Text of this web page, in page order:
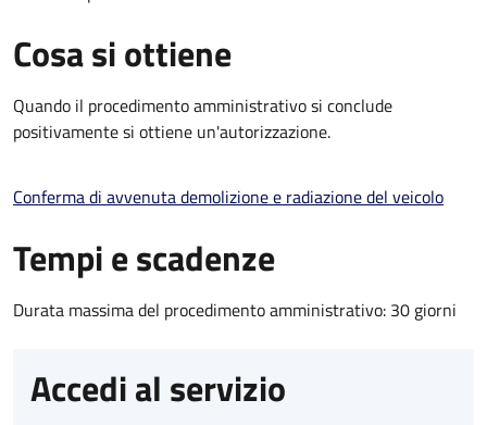
Cosa si ottiene
Quando il procedimento amministrativo si conclude
positivamente si ottiene un'autorizzazione.
Conferma di avvenuta demolizione e radiazione del veicolo
Tempi e scadenze
Durata massima del procedimento amministrativo: 30 giorni
Accedi al servizio